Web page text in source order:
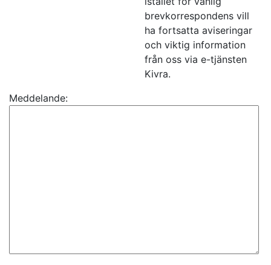
brevkorrespondens vill
ha fortsatta aviseringar
och viktig information
från oss via e-tjänsten
Kivra.
Meddelande: